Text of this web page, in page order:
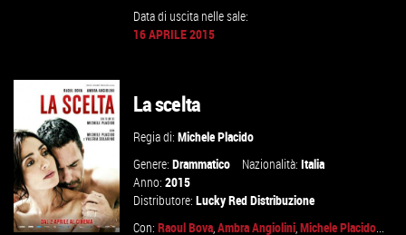
VAI ALLA SCHEDA
Data di uscita nelle sale:
16 APRILE 2015
La scelta
Regia di:Michele Placido
Genere:Drammatico Nazionalità:Italia
Anno:2015
Distributore:Lucky Red Distribuzione
Con:Raoul Bova,Ambra Angiolini,Michele Placido...